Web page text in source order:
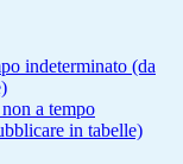
indeterminato (da
a tempo
in tabelle)